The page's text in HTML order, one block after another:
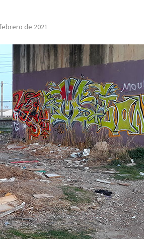
de 2021